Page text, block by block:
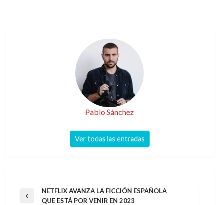
Pablo Sánchez
Ver todas las entradas
Navegación
Entrada
NETFLIX AVANZA LA FICCIÓN ESPAÑOLA
QUE ESTÁ POR VENIR EN 2023